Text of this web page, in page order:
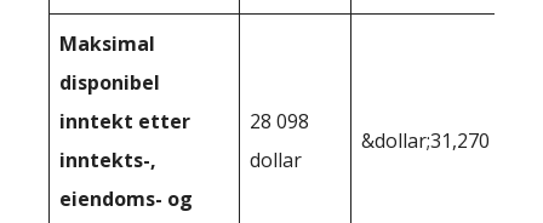
Maksimal
disponibel
inntekt etter
inntekts-,
eiendoms- og
28 098
dollar
&dollar;31,270